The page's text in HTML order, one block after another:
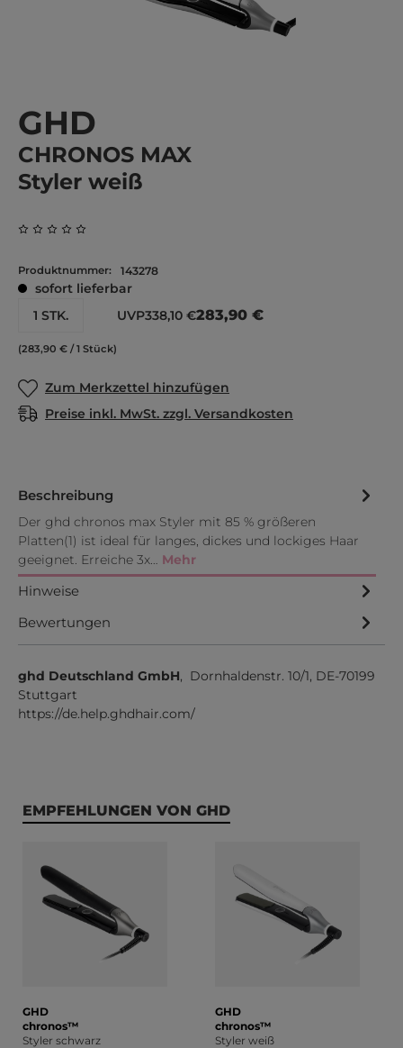
GHD
CHRONOS MAX
Styler weiß
Produktnummer: 143278
sofort lieferbar
1 STK.
(283,90 € / 1 Stück)
UVP338,10 €283,90 €
Zum Merkzettel hinzufügen
Preise inkl. MwSt. zzgl. Versandkosten
Beschreibung
Der ghd chronos max Styler mit 85 % größeren
Platten(1) ist ideal für langes, dickes und lockiges Haar
geeignet. Erreiche 3x… Mehr
Hinweise
Bewertungen
ghd Deutschland GmbH, Dornhaldenstr. 10/1, DE-70199
Stuttgart
https://de.help.ghdhair.com/
Produktgalerie überspringen
EMPFEHLUNGEN VON GHD
GHD
chronos™
Styler schwarz
GHD
chronos™
Styler weiß